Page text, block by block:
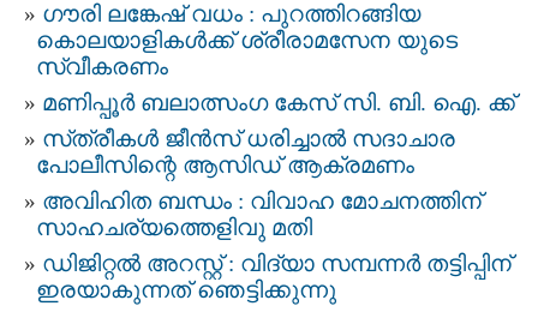
ഗൗരി ലങ്കേഷ് വധം : പുറത്തിറങ്ങിയ
കൊലയാളികള്‍ക്ക് ശ്രീരാമസേന യുടെ
സ്വീകരണം
മണിപ്പൂര്‍ ബലാത്സംഗ കേസ് സി. ബി. ഐ. ക്ക്
സ്‌ത്രീകള്‍ ജീന്‍സ്‌ ധരിച്ചാല്‍ സദാചാര
പോലീസിന്റെ ആസിഡ്‌ ആക്രമണം
അവിഹിത ബന്ധം : വിവാഹ മോചനത്തിന്
സാഹചര്യത്തെളിവു മതി
ഡിജിറ്റൽ അറസ്റ്റ് : വിദ്യാ സമ്പന്നർ തട്ടിപ്പിന്‌
ഇരയാകുന്നത്‌ ഞെട്ടിക്കുന്നു